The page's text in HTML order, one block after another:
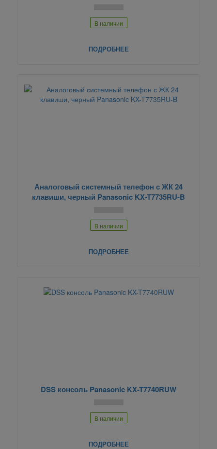
В наличии
ПОДРОБНЕЕ
Аналоговый системный телефон с ЖК 24
клавиши, черный Panasonic KX-T7735RU-B
В наличии
ПОДРОБНЕЕ
DSS консоль Panasonic KX-T7740RUW
В наличии
ПОДРОБНЕЕ